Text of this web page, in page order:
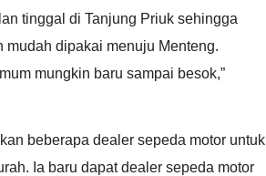
tinggal di Tanjung Priuk sehingga
mudah dipakai menuju Menteng.
mungkin baru sampai besok,”
beberapa dealer sepeda motor untuk
Ia baru dapat dealer sepeda motor